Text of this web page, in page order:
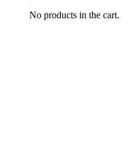
No products in the cart.